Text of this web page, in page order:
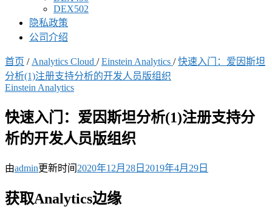
DEX502
隐私政策
公司介绍
首页 / Analytics Cloud / Einstein Analytics / 快速入门：爱因斯坦
分析(1)注册支持分析的开发人员版组织
Einstein Analytics
快速入门：爱因斯坦分析(1)注册支持分
析的开发人员版组织
由admin更新时间 2020年12月28日 2019年4月29日
获取Analytics边缘